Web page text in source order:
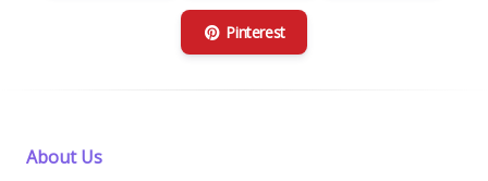
Pinterest
About Us